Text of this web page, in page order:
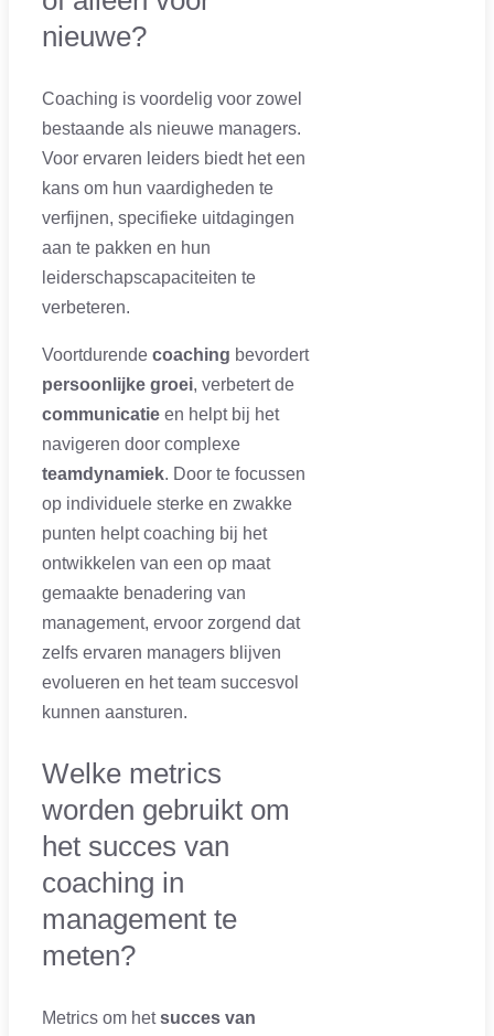
nieuwe?
Coaching is voordelig voor zowel
bestaande als nieuwe managers.
Voor ervaren leiders biedt het een
kans om hun vaardigheden te
verfijnen, specifieke uitdagingen
aan te pakken en hun
leiderschapscapaciteiten te
verbeteren.
Voortdurende coaching bevordert
persoonlijke groei, verbetert de
communicatie en helpt bij het
navigeren door complexe
teamdynamiek. Door te focussen
op individuele sterke en zwakke
punten helpt coaching bij het
ontwikkelen van een op maat
gemaakte benadering van
management, ervoor zorgend dat
zelfs ervaren managers blijven
evolueren en het team succesvol
kunnen aansturen.
Welke metrics
worden gebruikt om
het succes van
coaching in
management te
meten?
Metrics om hetsucces van